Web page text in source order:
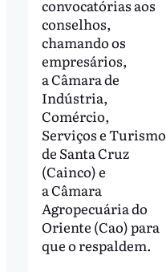
convocatórias aos
conselhos,
chamando os
empresários,
a Câmara de
Indústria,
Comércio,
Serviços e Turismo
de Santa Cruz
(Cainco) e
a Câmara
Agropecuária do
Oriente (Cao) para
que o respaldem.